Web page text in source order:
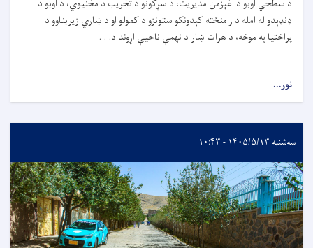
د سطحي اوبو د اغېزمن مدیریت، د سړکونو د تخریب د مخنیوي، د اوبو د
ډنډېدو له امله د رامنځته کېدونکو ستونزو د کمولو او د ښاري زیربناوو د
پراختیا په موخه، د هرات ښار د نهمې ناحیې اړوند د. . .
نور...
سه‌شنبه ۱۴۰۵/۵/۱۳ - ۱۰:۴۳